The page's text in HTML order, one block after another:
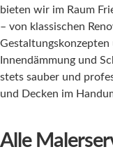
bieten wir im Raum
– von klassischen
Innendämmung und
stets sauber und
und Decken im
Alle